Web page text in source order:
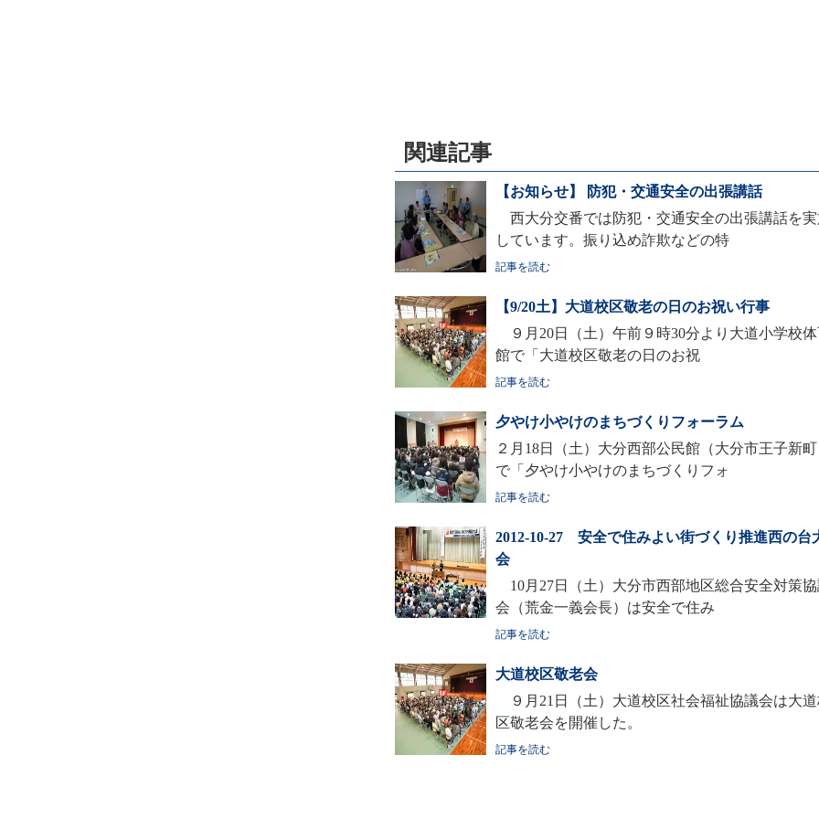
関連記事
【お知らせ】 防犯・交通安全の出張講話
西大分交番では防犯・交通安全の出張講話を
しています。振り込め詐欺などの特
記事を読む
【9/20土】大道校区敬老の日のお祝い行事
９月20日（土）午前９時30分より大道小学校
館で「大道校区敬老の日のお祝
記事を読む
夕やけ小やけのまちづくりフォーラム
２月18日（土）大分西部公民館（大分市王子新
で「夕やけ小やけのまちづくりフォ
記事を読む
2012-10-27 安全で住みよい街づくり推進西の台
会
10月27日（土）大分市西部地区総合安全対策
会（荒金一義会長）は安全で住み
記事を読む
大道校区敬老会
９月21日（土）大道校区社会福祉協議会は大
区敬老会を開催した。
記事を読む